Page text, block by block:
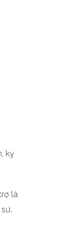
kỵ
là